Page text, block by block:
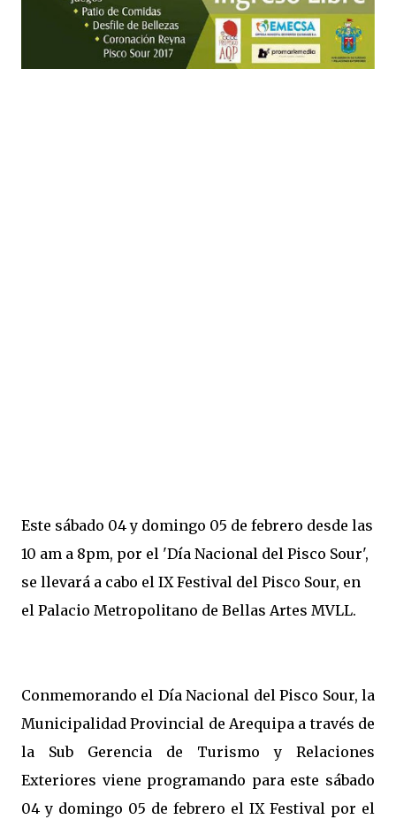
Este sábado 04 y domingo 05 de febrero desde las
10 am a 8pm, por el 'Día Nacional del Pisco Sour',
se llevará a cabo el IX Festival del Pisco Sour, en
el Palacio Metropolitano de Bellas Artes MVLL.
Conmemorando el Día Nacional del Pisco Sour, la
Municipalidad Provincial de Arequipa a través de
la Sub Gerencia de Turismo y Relaciones
Exteriores viene programando para este sábado
04 y domingo 05 de febrero el IX Festival por el